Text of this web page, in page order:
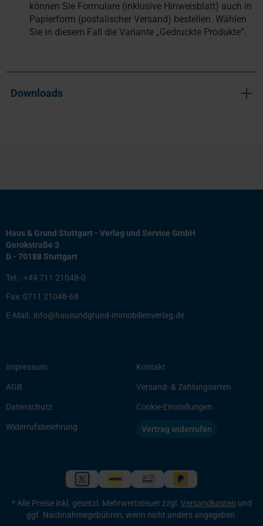
können Sie Formulare (inklusive Hinweisblatt) auch in
Papierform (postalischer Versand) bestellen. Wählen
Sie in diesem Fall die Variante „Gedruckte Produkte“.
Downloads
Haus & Grund Stuttgart - Verlag und Service GmbH
Gerokstraße 3
D - 70188 Stuttgart
Tel.: +49 711 21048-0
Fax: 0711 21048-68
E-Mail: info@hausundgrund-immobilienverlag.de
Impressum
AGB
Datenschutz
Widerrufsbelehrung
Kontakt
Versand- & Zahlungsarten
Cookie-Einstellungen
Vertrag widerrufen
* Alle Preise inkl. gesetzl. Mehrwertsteuer zzgl. Versandkosten und
ggf. Nachnahmegebühren, wenn nicht anders angegeben.